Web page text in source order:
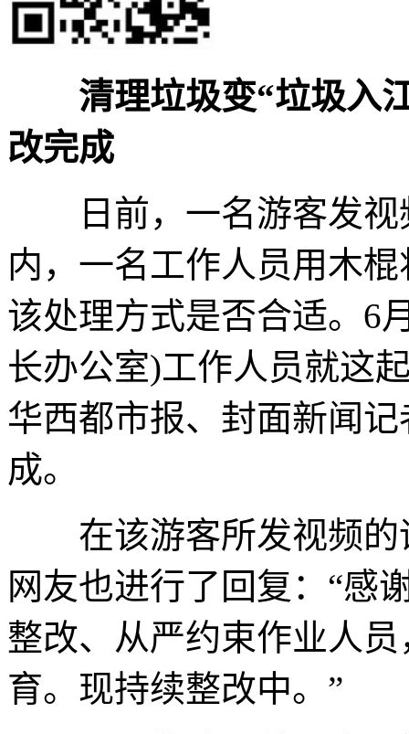
清理垃圾变“垃圾入
改完成
日前，一名游客发视
内，一名工作人员用木
该处理方式是否合适。6
长办公室)工作人员就这
华西都市报、封面新闻
成。
在该游客所发视频的
网友也进行了回复：“感
整改、从严约束作业人
育。现持续整改中。”